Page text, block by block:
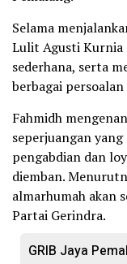
Selama
Lulit Agusti Kurnia
sederhana, serta
berbagai
Fahmidh
seperjuangan
pengabdian dan
diemban.
almarhumah akan
Partai Gerindra.
GRIB Jaya